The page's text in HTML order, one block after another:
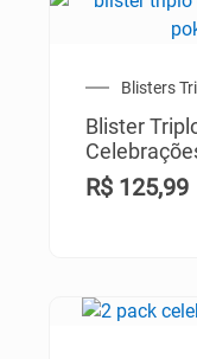
Blisters
Blister
R$ 125,99